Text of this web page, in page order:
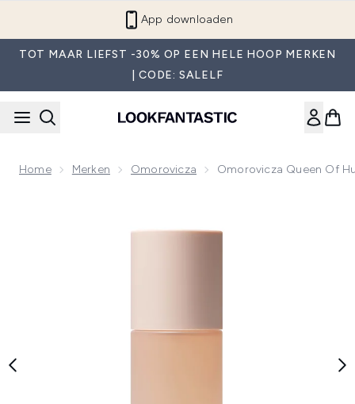
App downloaden
TOT MAAR LIEFST -30% OP EEN HELE HOOP MERKEN
| CODE: SALELF
Home Merken Omorovicza Omorovicza Queen Of